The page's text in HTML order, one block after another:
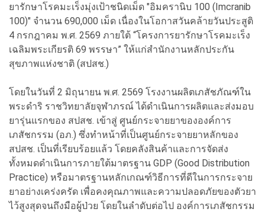
ยารักษาโรคมะเร็งมุ่งเป้าชนิดเม็ด "อิมครานิบ 100 (Imcranib
100)" จำนวน 690,000 เม็ด เนื่องในโอกาสวันคล้ายวันประสูติ
4 กรกฎาคม พ.ศ. 2569 ภายใต้ “โครงการยารักษาโรคมะเร็ง
เฉลิมพระเกียรติ 69 พรรษา” ให้แก่สำนักงานหลักประกัน
สุขภาพแห่งชาติ (สปสช.)
โดยในวันที่ 2 มิถุนายน พ.ศ. 2569 โรงงานผลิตเภสัชภัณฑ์ใน
พระดําริ ราชวิทยาลัยจุฬาภรณ์ ได้ดำเนินการผลิตและส่งมอบ
ยารุ่นแรกของ สปสช. เข้าสู่ ศูนย์กระจายยาขององค์การ
เภสัชกรรม (อภ.) ซึ่งทำหน้าที่เป็นศูนย์กระจายยาหลักของ
สปสช. เป็นที่เรียบร้อยแล้ว โดยคลังสินค้าและการจัดส่ง
ทั้งหมดดำเนินการภายใต้มาตรฐาน GDP (Good Distribution
Practice) หรือมาตรฐานหลักเกณฑ์วิธีการที่ดีในการกระจาย
ยาอย่างเคร่งครัด เพื่อคงคุณภาพและความปลอดภัยของตัวยา
ไว้สูงสุดจนถึงมือผู้ป่วย โดยในลำดับต่อไป องค์การเภสัชกรรม